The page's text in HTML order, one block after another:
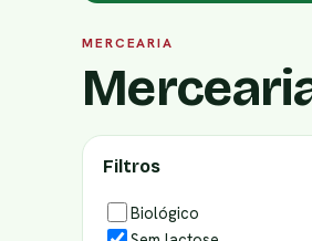
MERCEARIA
Filtros
Biológico